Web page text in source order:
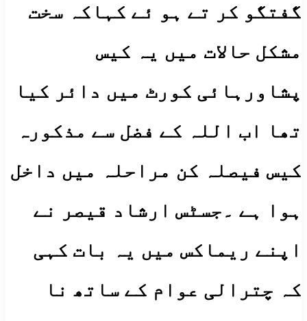
گفتگو کر تے ہو ئے کہاکہ سخت
مشکل حالات میں یہ کیس
پشاورہائی کورٹ میں دائر کیا
تھا اب اللہ کے فضل سے مذکورہ
کیس فیصلہ کن مراحلہ میں داخل
ہوا ہے ۔جسٹس ارشاد قیصر نے
اپنے ریماکس میں یہ بات کہی
کہ چترالی عوام کے ساتھ نا